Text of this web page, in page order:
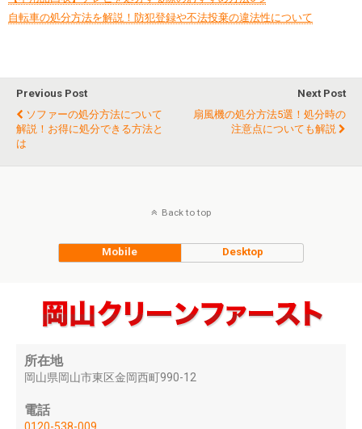
自転車の処分方法を解説！防犯登録や不法投棄の違法性について
Previous Post
ソファーの処分方法について
解説！お得に処分できる方法と
は
Next Post
扇風機の処分方法5選！処分時の
注意点についても解説
Back to top
Mobile Desktop
所在地
岡山県岡山市東区金岡西町990-12
電話